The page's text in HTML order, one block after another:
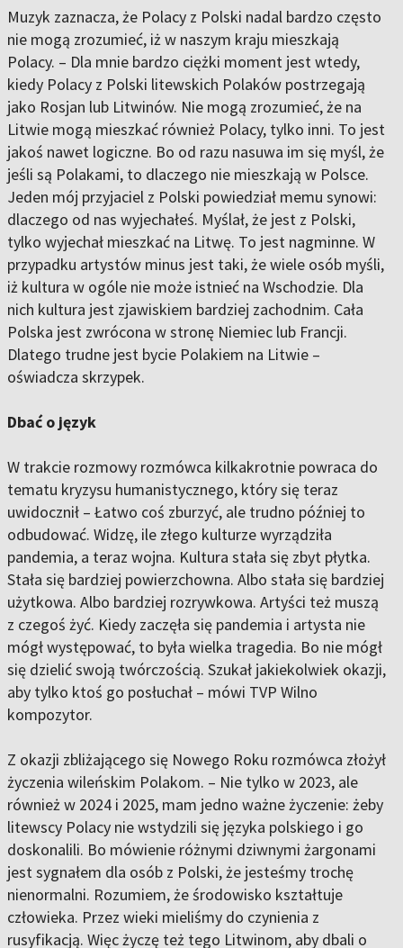
Muzyk zaznacza, że Polacy z Polski nadal bardzo często
nie mogą zrozumieć, iż w naszym kraju mieszkają
Polacy. – Dla mnie bardzo ciężki moment jest wtedy,
kiedy Polacy z Polski litewskich Polaków postrzegają
jako Rosjan lub Litwinów. Nie mogą zrozumieć, że na
Litwie mogą mieszkać również Polacy, tylko inni. To jest
jakoś nawet logiczne. Bo od razu nasuwa im się myśl, że
jeśli są Polakami, to dlaczego nie mieszkają w Polsce.
Jeden mój przyjaciel z Polski powiedział memu synowi:
dlaczego od nas wyjechałeś. Myślał, że jest z Polski,
tylko wyjechał mieszkać na Litwę. To jest nagminne. W
przypadku artystów minus jest taki, że wiele osób myśli,
iż kultura w ogóle nie może istnieć na Wschodzie. Dla
nich kultura jest zjawiskiem bardziej zachodnim. Cała
Polska jest zwrócona w stronę Niemiec lub Francji.
Dlatego trudne jest bycie Polakiem na Litwie –
oświadcza skrzypek.
Dbać o język
W trakcie rozmowy rozmówca kilkakrotnie powraca do
tematu kryzysu humanistycznego, który się teraz
uwidocznił – Łatwo coś zburzyć, ale trudno później to
odbudować. Widzę, ile złego kulturze wyrządziła
pandemia, a teraz wojna. Kultura stała się zbyt płytka.
Stała się bardziej powierzchowna. Albo stała się bardziej
użytkowa. Albo bardziej rozrywkowa. Artyści też muszą
z czegoś żyć. Kiedy zaczęła się pandemia i artysta nie
mógł występować, to była wielka tragedia. Bo nie mógł
się dzielić swoją twórczością. Szukał jakiekolwiek okazji,
aby tylko ktoś go posłuchał – mówi TVP Wilno
kompozytor.
Z okazji zbliżającego się Nowego Roku rozmówca złożył
życzenia wileńskim Polakom. – Nie tylko w 2023, ale
również w 2024 i 2025, mam jedno ważne życzenie: żeby
litewscy Polacy nie wstydzili się języka polskiego i go
doskonalili. Bo mówienie różnymi dziwnymi żargonami
jest sygnałem dla osób z Polski, że jesteśmy trochę
nienormalni. Rozumiem, że środowisko kształtuje
człowieka. Przez wieki mieliśmy do czynienia z
rusyfikacją. Więc życzę też tego Litwinom, aby dbali o